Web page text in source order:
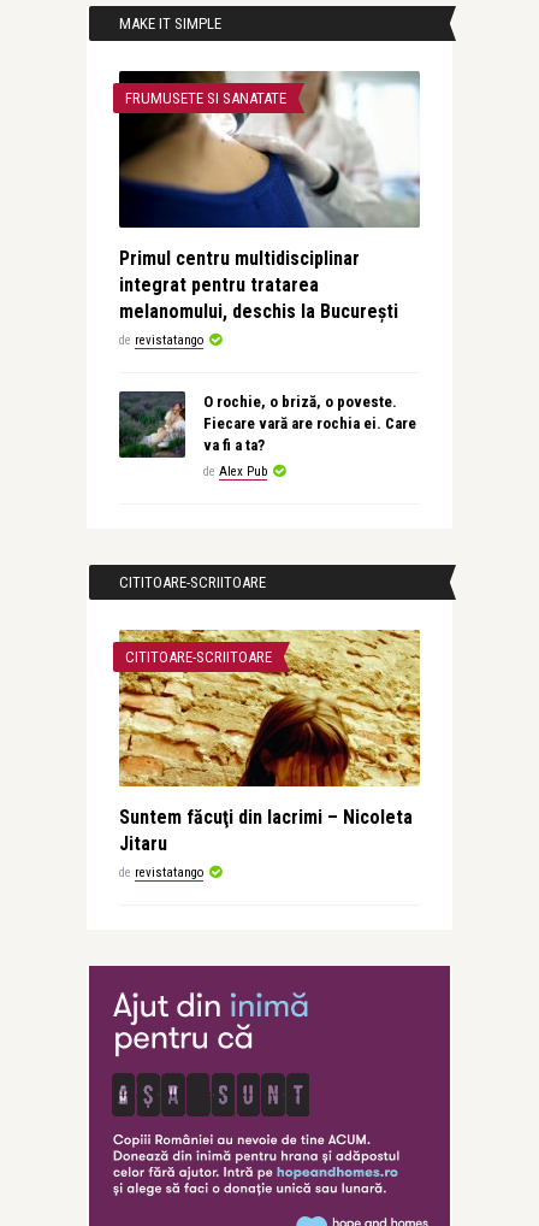
MAKE IT SIMPLE
FRUMUSETE SI SANATATE
Primul centru multidisciplinar
integrat pentru tratarea
melanomului, deschis la București
de revistatango
O rochie, o briză, o poveste.
Fiecare vară are rochia ei. Care
va fi a ta?
de Alex Pub
CITITOARE-SCRIITOARE
CITITOARE-SCRIITOARE
Suntem făcuţi din lacrimi – Nicoleta
Jitaru
de revistatango